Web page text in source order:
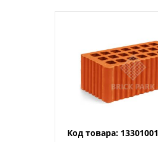
Код товара: 13301001